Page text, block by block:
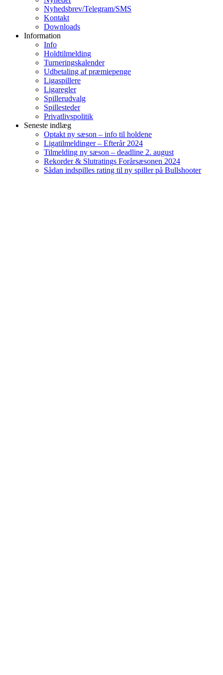
Nyhedsbrev/Telegram/SMS
Kontakt
Downloads
Information
Info
Holdtilmelding
Turneringskalender
Udbetaling af præmiepenge
Ligaspillere
Ligaregler
Spillerudvalg
Spillesteder
Privatlivspolitik
Seneste indlæg
Optakt ny sæson – info til holdene
Ligatilmeldinger – Efterår 2024
Tilmelding ny sæson – deadline 2. august
Rekorder & Slutratings Forårsæsonen 2024
Sådan indspilles rating til ny spiller på Bullshooter